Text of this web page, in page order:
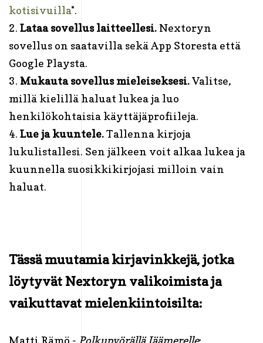
kotisivuilla*.
2. Lataa sovellus laitteellesi.Nextoryn
sovellus on saatavilla sekä App Storesta että
Google Playsta.
3. Mukauta sovellus mieleiseksesi.Valitse,
millä kielillä haluat lukea ja luo
henkilökohtaisia käyttäjäprofiileja.
4. Lue ja kuuntele.Tallenna kirjoja
lukulistallesi. Sen jälkeen voit alkaa lukea ja
kuunnella suosikkikirjojasi milloin vain
haluat.
Tässä muutamia kirjavinkkejä, jotka
löytyvät Nextoryn valikoimista ja
vaikuttavat mielenkiintoisilta:
Matti Rämö - Polkupyörällä Jäämerelle: